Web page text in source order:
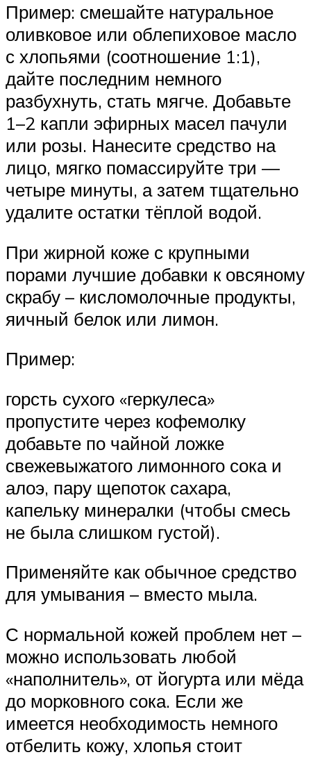
Пример: смешайте натуральное
оливковое или облепиховое масло
с хлопьями (соотношение 1:1),
дайте последним немного
разбухнуть, стать мягче. Добавьте
1–2 капли эфирных масел пачули
или розы. Нанесите средство на
лицо, мягко помассируйте три —
четыре минуты, а затем тщательно
удалите остатки тёплой водой.
При жирной коже с крупными
порами лучшие добавки к овсяному
скрабу – кисломолочные продукты,
яичный белок или лимон.
Пример:
горсть сухого «геркулеса»
пропустите через кофемолку
добавьте по чайной ложке
свежевыжатого лимонного сока и
алоэ, пару щепоток сахара,
капельку минералки (чтобы смесь
не была слишком густой).
Применяйте как обычное средство
для умывания – вместо мыла.
С нормальной кожей проблем нет –
можно использовать любой
«наполнитель», от йогурта или мёда
до морковного сока. Если же
имеется необходимость немного
отбелить кожу, хлопья стоит